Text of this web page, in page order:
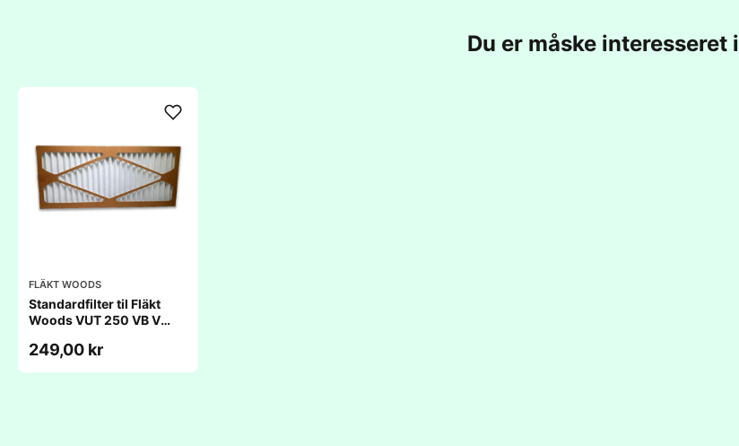
Du er måske interesseret i
FLÄKT WOODS
Standardfilter til Fläkt
Woods VUT 250 VB V
249,00 kr